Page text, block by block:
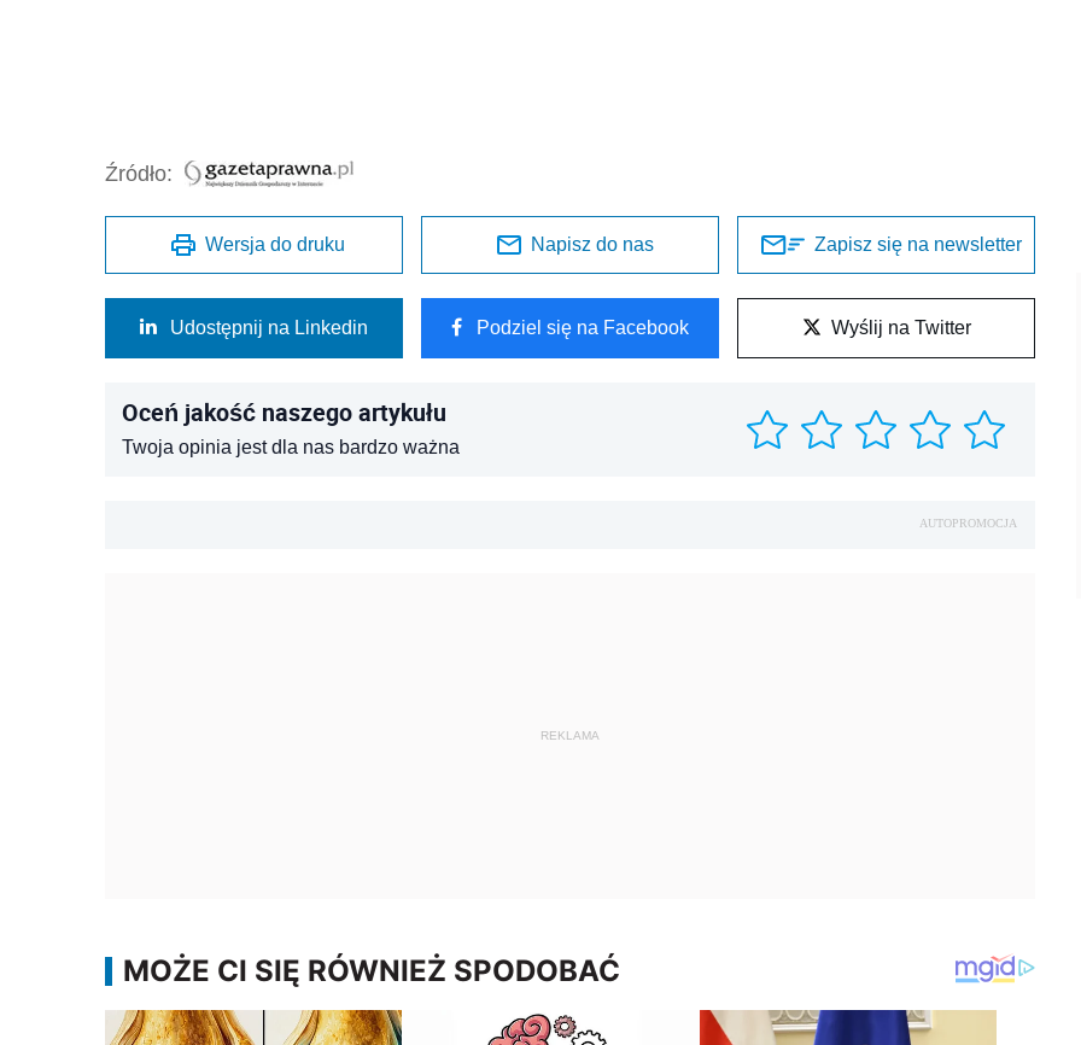
Źródło:
Wersja do druku Napisz do nas Zapisz się na newsletter
Udostępnij na Linkedin Podziel się na Facebook Wyślij na Twitter
Oceń jakość naszego artykułu
Twoja opinia jest dla nas bardzo ważna
AUTOPROMOCJA
REKLAMA